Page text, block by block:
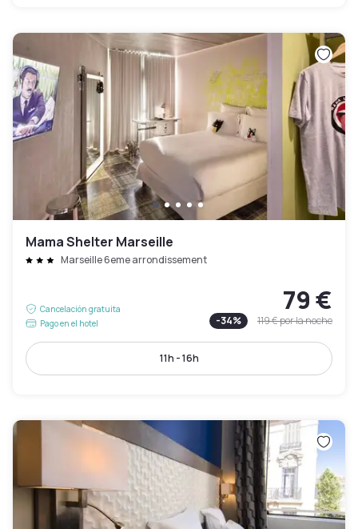
Mama Shelter Marseille
Marseille 6eme arrondissement
Cancelación gratuita
Pago en el hotel
79 €
-34% 119 €por la noche
11h - 16h